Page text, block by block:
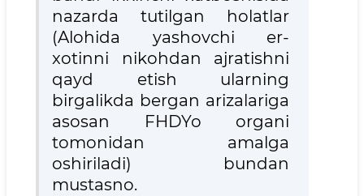
nazarda tutilgan holatlar
(Alohida yashovchi er-
xotinni nikohdan ajratishni
qayd etish ularning
birgalikda bergan arizalariga
asosan FHDYo organi
tomonidan amalga
oshiriladi) bundan
mustasno.